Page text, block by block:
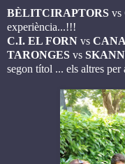
BÈLITCIRAPTORS vs
experiència...!!!
C.I. EL FORN vs
TARONGES vs
segon títol ... els altres per